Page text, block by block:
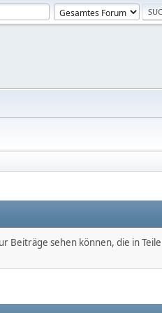
Beiträge sehen können, die in